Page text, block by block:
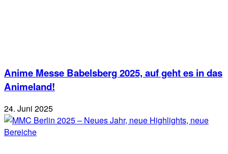
Anime Messe Babelsberg 2025, auf geht es in das
Animeland!
24. Juni 2025